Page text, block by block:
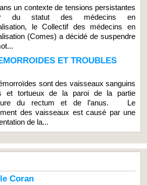
un contexte de tensions persistantes
du statut des médecins en
le Collectif des médecins en
(Comes) a décidé de suspendre
ET TROUBLES
sont des vaisseaux sanguins
et tortueux de la paroi de la partie
du rectum et de l’anus. Le
des vaisseaux est causé par une
de la...
Coran